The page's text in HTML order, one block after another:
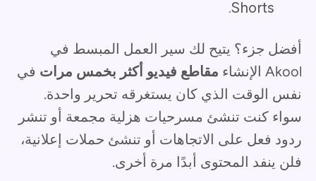
Shorts.
أفضل جزء؟ يتيح لك سير العمل المبسط في
Akool الإنشاء
مقاطع فيديو أكثر بخمس مرات في
نفس الوقت الذي كان يستغرقه تحرير واحدة.
سواء كنت تنشئ مسرحيات هزلية مجمعة أو تنشر
ردود فعل على الاتجاهات أو تنشئ حملات إعلانية،
فلن ينفد المحتوى أبدًا مرة أخرى.